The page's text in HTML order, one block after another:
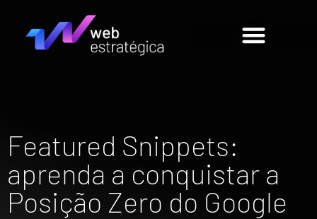
Featured Snippets:
aprenda a conquistar a
Posição Zero do Google